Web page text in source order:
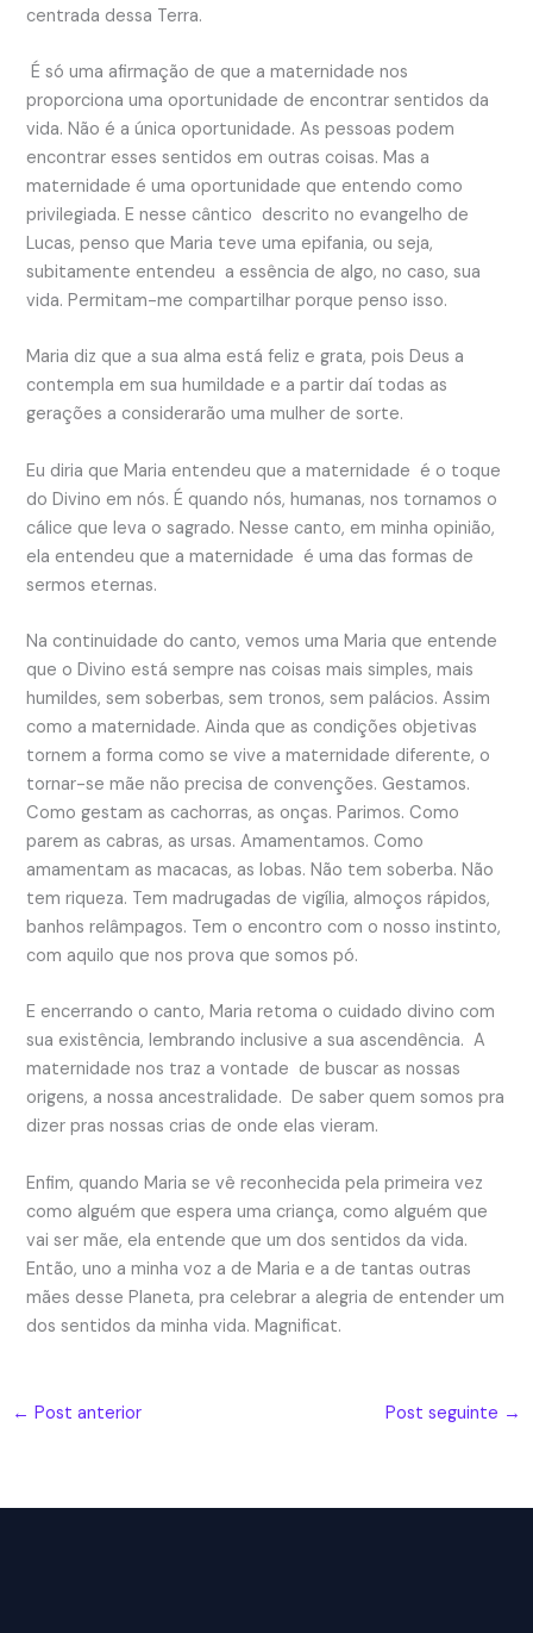
centrada dessa Terra.
É só uma afirmação de que a maternidade nos
proporciona uma oportunidade de encontrar sentidos da
vida. Não é a única oportunidade. As pessoas podem
encontrar esses sentidos em outras coisas. Mas a
maternidade é uma oportunidade que entendo como
privilegiada. E nesse cântico descrito no evangelho de
Lucas, penso que Maria teve uma epifania, ou seja,
subitamente entendeu a essência de algo, no caso, sua
vida. Permitam-me compartilhar porque penso isso.
Maria diz que a sua alma está feliz e grata, pois Deus a
contempla em sua humildade e a partir daí todas as
gerações a considerarão uma mulher de sorte.
Eu diria que Maria entendeu que a maternidade é o toque
do Divino em nós. É quando nós, humanas, nos tornamos o
cálice que leva o sagrado. Nesse canto, em minha opinião,
ela entendeu que a maternidade é uma das formas de
sermos eternas.
Na continuidade do canto, vemos uma Maria que entende
que o Divino está sempre nas coisas mais simples, mais
humildes, sem soberbas, sem tronos, sem palácios. Assim
como a maternidade. Ainda que as condições objetivas
tornem a forma como se vive a maternidade diferente, o
tornar-se mãe não precisa de convenções. Gestamos.
Como gestam as cachorras, as onças. Parimos. Como
parem as cabras, as ursas. Amamentamos. Como
amamentam as macacas, as lobas. Não tem soberba. Não
tem riqueza. Tem madrugadas de vigília, almoços rápidos,
banhos relâmpagos. Tem o encontro com o nosso instinto,
com aquilo que nos prova que somos pó.
E encerrando o canto, Maria retoma o cuidado divino com
sua existência, lembrando inclusive a sua ascendência. A
maternidade nos traz a vontade de buscar as nossas
origens, a nossa ancestralidade. De saber quem somos pra
dizer pras nossas crias de onde elas vieram.
Enfim, quando Maria se vê reconhecida pela primeira vez
como alguém que espera uma criança, como alguém que
vai ser mãe, ela entende que um dos sentidos da vida.
Então, uno a minha voz a de Maria e a de tantas outras
mães desse Planeta, pra celebrar a alegria de entender um
dos sentidos da minha vida. Magnificat.
← Post anterior Post seguinte →